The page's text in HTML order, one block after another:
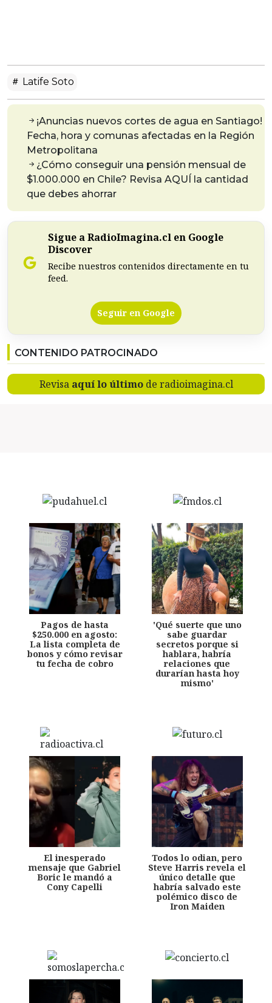
Latife Soto
¡Anuncias nuevos cortes de agua en Santiago!
Fecha, hora y comunas afectadas en la Región
Metropolitana
¿Cómo conseguir una pensión mensual de
$1.000.000 en Chile? Revisa AQUÍ la cantidad
que debes ahorrar
Sigue a RadioImagina.cl en Google
Discover
Recibe nuestros contenidos directamente en tu
feed.
Seguir en Google
CONTENIDO PATROCINADO
Revisa aquí lo últimode radioimagina.cl
Pagos de hasta
$250.000 en agosto:
La lista completa de
bonos y cómo revisar
tu fecha de cobro
'Qué suerte que uno
sabe guardar
secretos porque si
hablara, habría
relaciones que
durarían hasta hoy
mismo'
El inesperado
mensaje que Gabriel
Boric le mandó a
Cony Capelli
Todos lo odian, pero
Steve Harris revela el
único detalle que
habría salvado este
polémico disco de
Iron Maiden